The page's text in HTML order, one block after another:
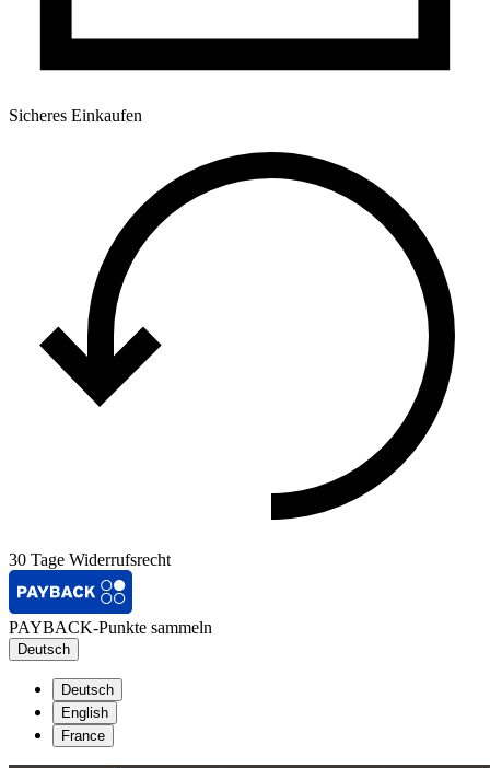
Sicheres Einkaufen
30 Tage Widerrufsrecht
PAYBACK-Punkte sammeln
Deutsch
Deutsch
English
France